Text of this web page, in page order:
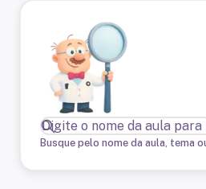
Busque pelo nome da aula, tema